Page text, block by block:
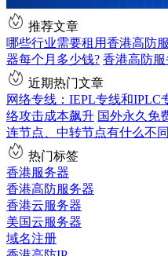
推荐文章
哪些行业需要租用香港高防
器每个月多少钱? 香港高防
近期热门文章
网络专线：IEPL专线和IPLC
络攻击成本飙升 国外永久免
连节点、中转节点有什么不
热门标签
香港服务器
香港高防服务器
香港云服务器
美国云服务器
域名注册